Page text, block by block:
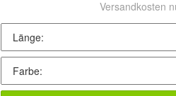
Versandkosten